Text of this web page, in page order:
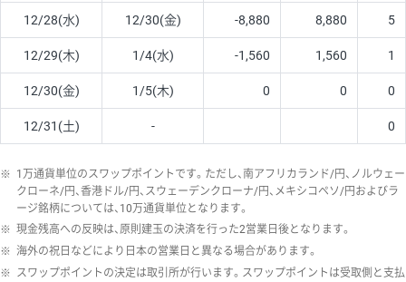
12/28(水) 12/30(金) -8,880 8,880 5
12/29(木) 1/4(水) -1,560 1,560 1
12/30(金) 1/5(木) 0 0 0
12/31(土) - 0
※ 1万通貨単位のスワップポイントです。ただし、南アフリカランド/円、ノルウェー
クローネ/円、香港ドル/円、スウェーデンクローナ/円、メキシコペソ/円およびラ
ージ銘柄については、10万通貨単位となります。
※ 現金残高への反映は、原則建玉の決済を行った2営業日後となります。
※ 海外の祝日などにより日本の営業日と異なる場合があります。
※ スワップポイントの決定は取引所が行います。スワップポイントは受取側と支払